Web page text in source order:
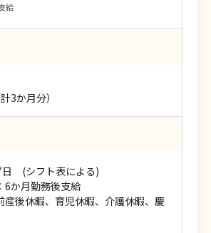
給
3か月分）
日 (シフト表による)
6か月勤務後支給
産後休暇、育児休暇、介護休暇、慶